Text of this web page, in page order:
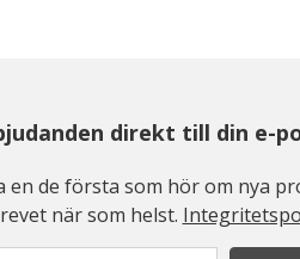
direkt till din e-
en de första som hör om nya
när som helst.